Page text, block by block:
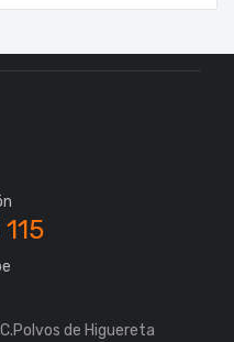
de Higuereta